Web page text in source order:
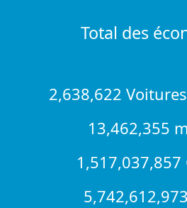
Total des
2,638,622
13,462,355
1,517,037,857